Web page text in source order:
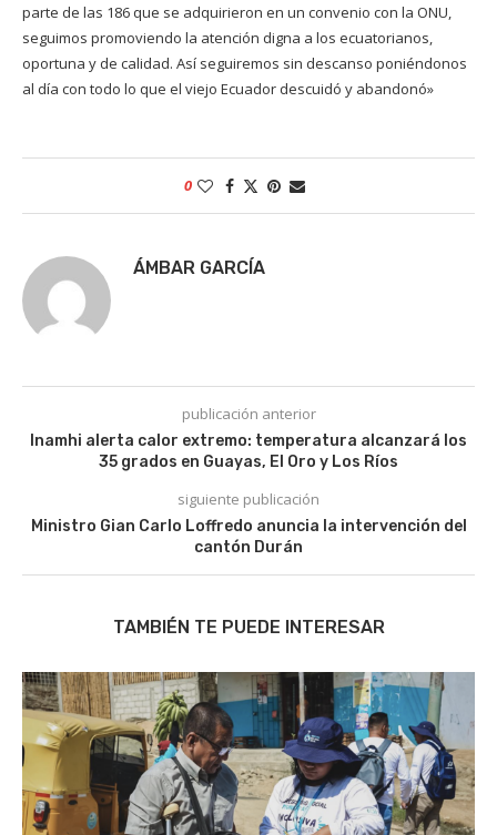
parte de las 186 que se adquirieron en un convenio con la ONU,
seguimos promoviendo la atención digna a los ecuatorianos,
oportuna y de calidad. Así seguiremos sin descanso poniéndonos
al día con todo lo que el viejo Ecuador descuidó y abandonó»
0
ÁMBAR GARCÍA
publicación anterior
Inamhi alerta calor extremo: temperatura alcanzará los
35 grados en Guayas, El Oro y Los Ríos
siguiente publicación
Ministro Gian Carlo Loffredo anuncia la intervención del
cantón Durán
TAMBIÉN TE PUEDE INTERESAR